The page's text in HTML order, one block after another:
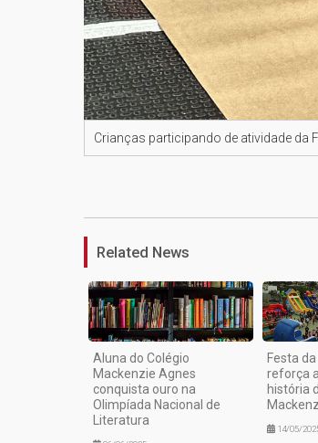
Crianças participando de atividade da
Related News
Aluna do Colégio
Mackenzie Agnes
conquista ouro na
Olimpíada Nacional de
Literatura
Festa
reforça
história
14/05/